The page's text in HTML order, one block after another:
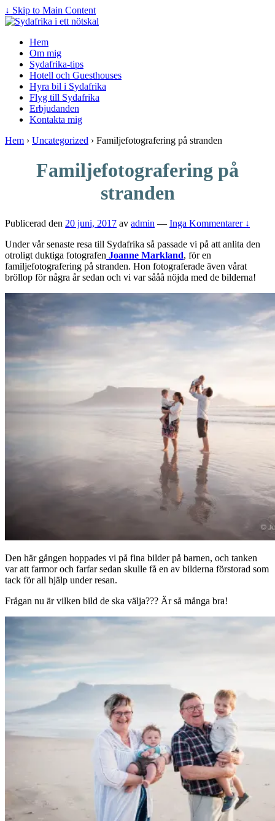
↓ Skip to Main Content
Hem
Om mig
Sydafrika-tips
Hotell och Guesthouses
Hyra bil i Sydafrika
Flyg till Sydafrika
Erbjudanden
Kontakta mig
Hem › Uncategorized › Familjefotografering på stranden
Familjefotografering på
stranden
Publicerad den 20 juni, 2017 av admin — Inga Kommentarer ↓
Under vår senaste resa till Sydafrika så passade vi på att anlita den
otroligt duktiga fotografen Joanne Markland, för en
familjefotografering på stranden. Hon fotograferade även vårat
bröllop för några år sedan och vi var sååå nöjda med de bilderna!
Den här gången hoppades vi på fina bilder på barnen, och tanken
var att farmor och farfar sedan skulle få en av bilderna förstorad som
tack för all hjälp under resan.
Frågan nu är vilken bild de ska välja??? Är så många bra!